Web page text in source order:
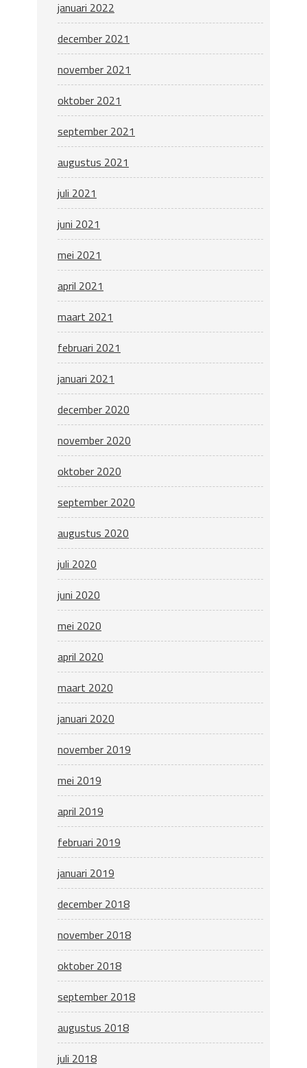
januari 2022
december 2021
november 2021
oktober 2021
september 2021
augustus 2021
juli 2021
juni 2021
mei 2021
april 2021
maart 2021
februari 2021
januari 2021
december 2020
november 2020
oktober 2020
september 2020
augustus 2020
juli 2020
juni 2020
mei 2020
april 2020
maart 2020
januari 2020
november 2019
mei 2019
april 2019
februari 2019
januari 2019
december 2018
november 2018
oktober 2018
september 2018
augustus 2018
juli 2018